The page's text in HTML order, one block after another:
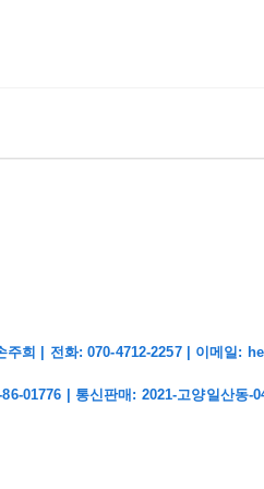
주희 | 전화: 070-4712-2257 | 이메일:
01776 | 통신판매: 2021-고양일산동-